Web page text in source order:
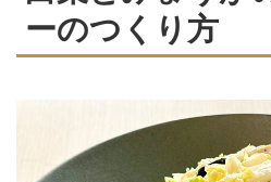
ーのつくり方